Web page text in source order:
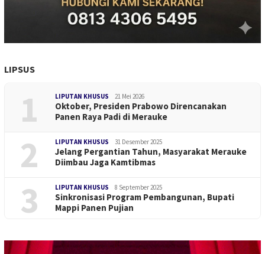
LIPSUS
1 LIPUTAN KHUSUS 21 Mei 2026
Oktober, Presiden Prabowo Direncanakan
Panen Raya Padi di Merauke
2 LIPUTAN KHUSUS 31 Desember 2025
Jelang Pergantian Tahun, Masyarakat Merauke
Diimbau Jaga Kamtibmas
3 LIPUTAN KHUSUS 8 September 2025
Sinkronisasi Program Pembangunan, Bupati
Mappi Panen Pujian